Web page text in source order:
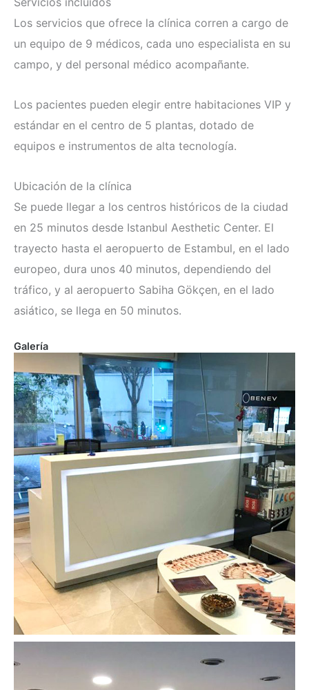
Los servicios que ofrece la clínica corren a cargo de
un equipo de 9 médicos, cada uno especialista en su
campo, y del personal médico acompañante.
Los pacientes pueden elegir entre habitaciones VIP y
estándar en el centro de 5 plantas, dotado de
equipos e instrumentos de alta tecnología.
Ubicación de la clínica
Se puede llegar a los centros históricos de la ciudad
en 25 minutos desde Istanbul Aesthetic Center. El
trayecto hasta el aeropuerto de Estambul, en el lado
europeo, dura unos 40 minutos, dependiendo del
tráfico, y al aeropuerto Sabiha Gökçen, en el lado
asiático, se llega en 50 minutos.
Galería